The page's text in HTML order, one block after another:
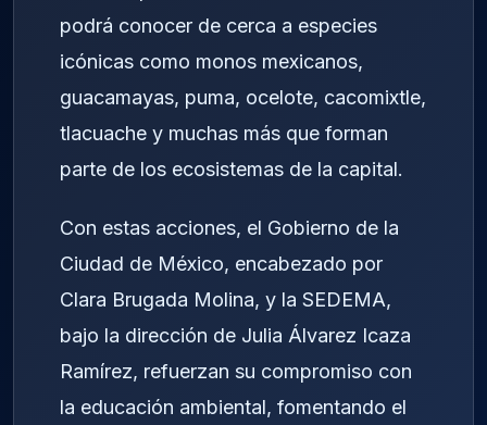
podrá conocer de cerca a especies
icónicas como monos mexicanos,
guacamayas, puma, ocelote, cacomixtle,
tlacuache y muchas más que forman
parte de los ecosistemas de la capital.
Con estas acciones, el Gobierno de la
Ciudad de México, encabezado por
Clara Brugada Molina, y la SEDEMA,
bajo la dirección de Julia Álvarez Icaza
Ramírez, refuerzan su compromiso con
la educación ambiental, fomentando el